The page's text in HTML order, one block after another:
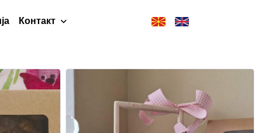
Контакт